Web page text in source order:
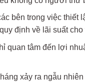
bên trong việc thiết
định về lãi suất
quan tâm đến lợi
xảy ra ngẫu